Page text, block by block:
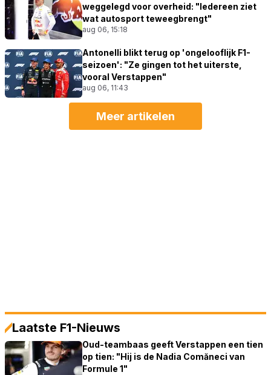
weggelegd voor overheid: "Iedereen ziet
wat autosport teweegbrengt"
aug 06, 15:18
Antonelli blikt terug op 'ongelooflijk F1-
seizoen': "Ze gingen tot het uiterste,
vooral Verstappen"
aug 06, 11:43
Meer artikelen
Laatste F1-Nieuws
Oud-teambaas geeft Verstappen een tien
op tien: "Hij is de Nadia Comăneci van
Formule 1"